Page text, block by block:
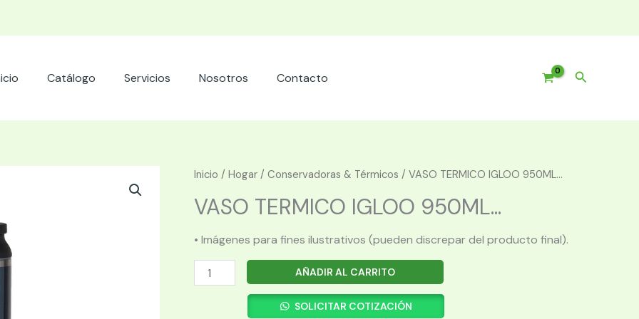
Catálogo Servicios Nosotros Contacto Buscar
Inicio / Hogar / Conservadoras & Térmicos / VASO TERMICO IGLOO 950ML...
VASO TERMICO IGLOO 950ML...
• Imágenes para fines ilustrativos (pueden discrepar del producto final).
VASO
TERMICO
AÑADIR AL CARRITO
SOLICITAR COTIZACIÓN